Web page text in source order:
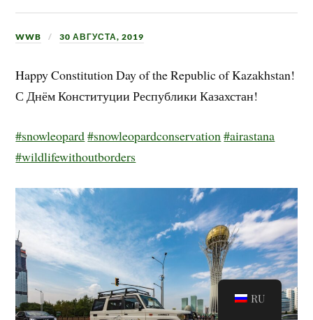
WWB 30 АВГУСТА, 2019
Happy Constitution Day of the Republic of Kazakhstan!
С Днём Конституции Республики Казахстан!
#snowleopard#snowleopardconservation#airastana
#wildlifewithoutborders
RU